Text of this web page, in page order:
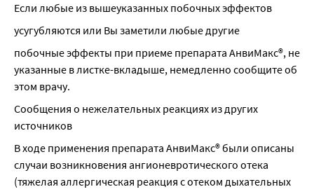
Если любые из вышеуказанных побочных эффектов
усугубляются или Вы заметили любые другие
побочные эффекты при приеме препарата АнвиМакс®, не
указанные в листке-вкладыше, немедленно сообщите об
этом врачу.
Сообщения о нежелательных реакциях из других
источников
В ходе применения препарата АнвиМакс® были описаны
случаи возникновения ангионевротического отека
(тяжелая аллергическая реакция с отеком дыхательных